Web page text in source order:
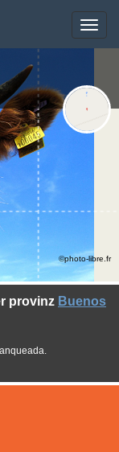
Toggle
provinz Buenos
©photo-libre.fr
Toggle